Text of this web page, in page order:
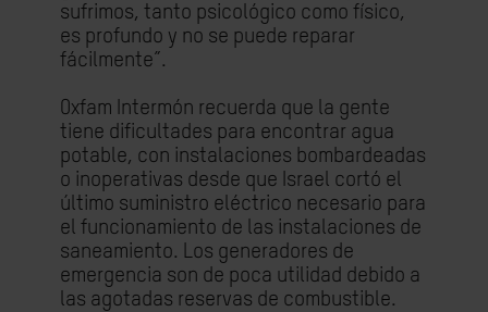
sufrimos, tanto psicológico como físico,
es profundo y no se puede reparar
fácilmente”.
Oxfam Intermón recuerda que la gente
tiene dificultades para encontrar agua
potable, con instalaciones bombardeadas
o inoperativas desde que Israel cortó el
último suministro eléctrico necesario para
el funcionamiento de las instalaciones de
saneamiento. Los generadores de
emergencia son de poca utilidad debido a
las agotadas reservas de combustible.